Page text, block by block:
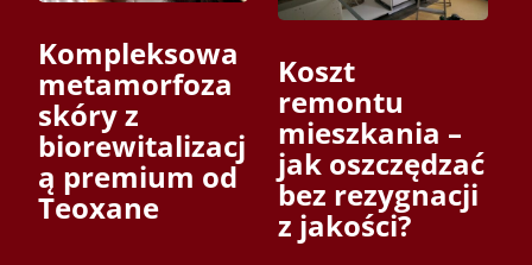
Kompleksowa
metamorfoza
skóry z
biorewitalizacj
ą premium od
Teoxane
Koszt
remontu
mieszkania –
jak oszczędzać
bez rezygnacji
z jakości?